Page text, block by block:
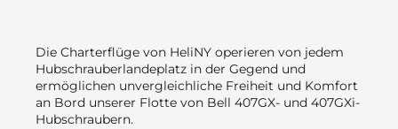
Die Charterflüge von HeliNY operieren von jedem
Hubschrauberlandeplatz in der Gegend und
ermöglichen unvergleichliche Freiheit und Komfort
an Bord unserer Flotte von Bell 407GX- und 407GXi-
Hubschraubern.